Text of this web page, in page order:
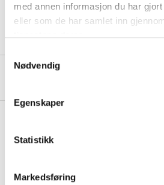
med annen informasjon du har
eller som de har samlet inn
Samtykkevalg
Nødvendig
Egenskaper
Statistikk
Markedsføring
Antall
200